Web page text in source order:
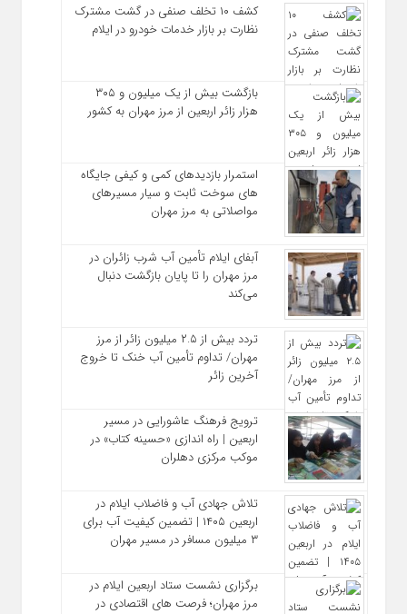
کشف ۱۰ تخلف صنفی در گشت مشترک
نظارت بر بازار خدمات خودرو در ایلام
بازگشت بیش از یک میلیون و ۳۰۵
هزار زائر اربعین از مرز مهران به کشور
استمرار بازدیدهای کمی و کیفی جایگاه‌
های سوخت ثابت و سیار مسیرهای
مواصلاتی به مرز مهران
آبفای ایلام تأمین آب شرب زائران در
مرز مهران را تا پایان بازگشت دنبال
می‌کند
تردد بیش از ۲.۵ میلیون زائر از مرز
مهران/ تداوم تأمین آب خنک تا خروج
آخرین زائر
ترویج فرهنگ عاشورایی در مسیر
اربعین | راه‌ اندازی «حسینه کتاب» در
موکب مرکزی دهلران
تلاش جهادی آب و فاضلاب ایلام در
اربعین ۱۴۰۵ | تضمین کیفیت آب برای
۳ میلیون مسافر در مسیر مهران
برگزاری نشست ستاد اربعین ایلام در
مرز مهران؛ فرصت‌ های اقتصادی در